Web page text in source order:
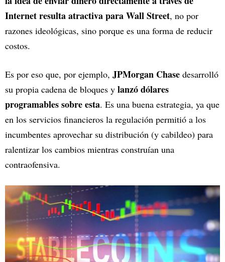
Internet resulta atractiva para Wall Street, no por
razones ideológicas, sino porque es una forma de reducir
costos.
Es por eso que, por ejemplo, JPMorgan Chase desarrolló
su propia cadena de bloques y lanzó dólares
programables sobre esta. Es una buena estrategia, ya que
en los servicios financieros la regulación permitió a los
incumbentes aprovechar su distribución (y cabildeo) para
ralentizar los cambios mientras construían una
contraofensiva.